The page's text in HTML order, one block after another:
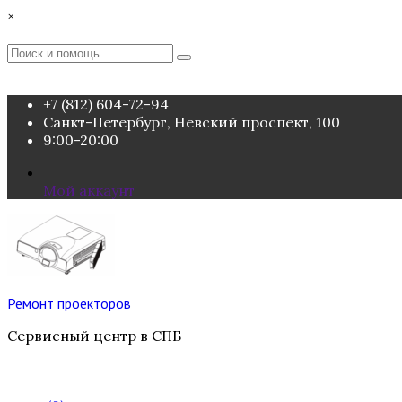
Перейти
содержимому
×
Поиск
Поиск
+7 (812) 604-72-94
Санкт-Петербург, Невский проспект, 100
9:00-20:00
Мой аккаунт
Ремонт проекторов
Сервисный центр в СПБ